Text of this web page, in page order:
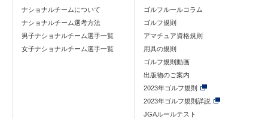
ナショナルチームについて
ナショナルチーム選考方法
男子ナショナルチーム選手一覧
女子ナショナルチーム選手一覧
ゴルフルールコラム
ゴルフ規則
アマチュア資格規則
用具の規則
ゴルフ規則動画
出版物のご案内
2023年ゴルフ規則
2023年ゴルフ規則詳説
JGAルールテスト